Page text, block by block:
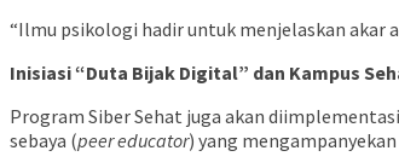
“Ilmu psikologi hadir untuk menjelaskan akar
Inisiasi “Duta Bijak Digital” dan Kampus
Program Siber Sehat juga akan
sebaya (peer educator) yang